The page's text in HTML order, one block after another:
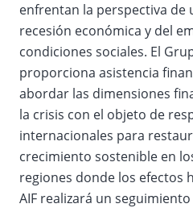
enfrentan la perspectiva de
recesión económica y del
condiciones sociales. El
proporciona asistencia
abordar las dimensiones
la crisis con el objeto de
internacionales para
crecimiento sostenible en
regiones donde los efectos
AIF realizará un